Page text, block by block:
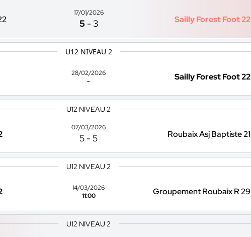
17/01/2026
5 - 3 Sailly Forest Foot 22
U12 NIVEAU 2
28/02/2026
-
Sailly Forest Foot 22
U12 NIVEAU 2
07/03/2026
5 - 5 Roubaix Asj Baptiste 21
U12 NIVEAU 2
14/03/2026
11:00
Groupement Roubaix R 29
U12 NIVEAU 2